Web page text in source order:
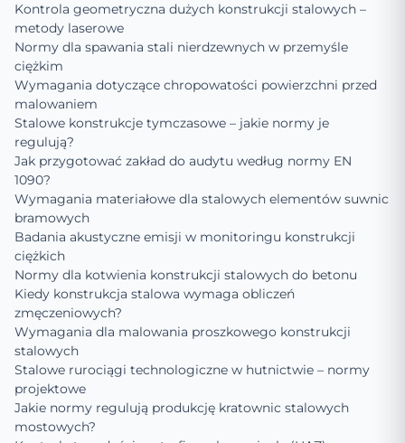
Kontrola geometryczna dużych konstrukcji stalowych –
metody laserowe
Normy dla spawania stali nierdzewnych w przemyśle
ciężkim
Wymagania dotyczące chropowatości powierzchni przed
malowaniem
Stalowe konstrukcje tymczasowe – jakie normy je
regulują?
Jak przygotować zakład do audytu według normy EN
1090?
Wymagania materiałowe dla stalowych elementów suwnic
bramowych
Badania akustyczne emisji w monitoringu konstrukcji
ciężkich
Normy dla kotwienia konstrukcji stalowych do betonu
Kiedy konstrukcja stalowa wymaga obliczeń
zmęczeniowych?
Wymagania dla malowania proszkowego konstrukcji
stalowych
Stalowe rurociągi technologiczne w hutnictwie – normy
projektowe
Jakie normy regulują produkcję kratownic stalowych
mostowych?